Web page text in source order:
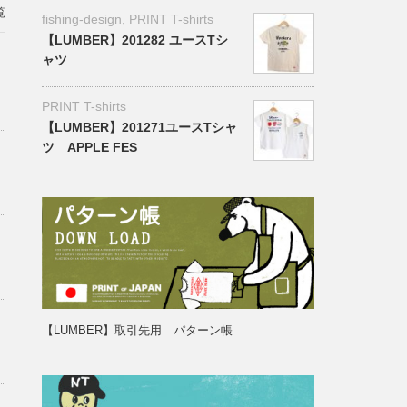
fishing-design
PRINT T-shirts
【LUMBER】201282 ユースTシ
ャツ
PRINT T-shirts
【LUMBER】201271ユースTシャ
ツ APPLE FES
【LUMBER】取引先用 パターン帳